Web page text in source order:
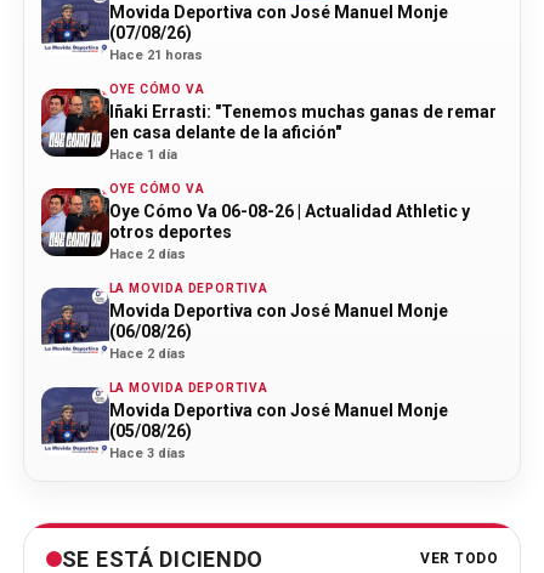
Movida Deportiva con José Manuel Monje
(07/08/26)
Hace 21 horas
OYE CÓMO VA
Iñaki Errasti: "Tenemos muchas ganas de remar
en casa delante de la afición"
Hace 1 día
OYE CÓMO VA
Oye Cómo Va 06-08-26 | Actualidad Athletic y
otros deportes
Hace 2 días
LA MOVIDA DEPORTIVA
Movida Deportiva con José Manuel Monje
(06/08/26)
Hace 2 días
LA MOVIDA DEPORTIVA
Movida Deportiva con José Manuel Monje
(05/08/26)
Hace 3 días
SE ESTÁ DICIENDO VER TODO